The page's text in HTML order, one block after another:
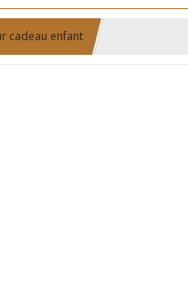
cadeau enfant